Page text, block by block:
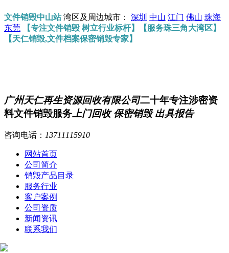
文件销毁中山站湾区及周边城市： 深圳 中山 江门 佛山 珠海
东莞
【专注文件销毁 树立行业标杆】【服务珠三角大湾区】
【天仁销毁,文件档案保密销毁专家】
广州天仁再生资源回收有限公司二十年专注涉密资
料文件销毁服务 上门回收 保密销毁 出具报告
咨询电话： 13711115910
网站首页
公司简介
销毁产品目录
服务行业
客户案例
公司资质
新闻资讯
联系我们